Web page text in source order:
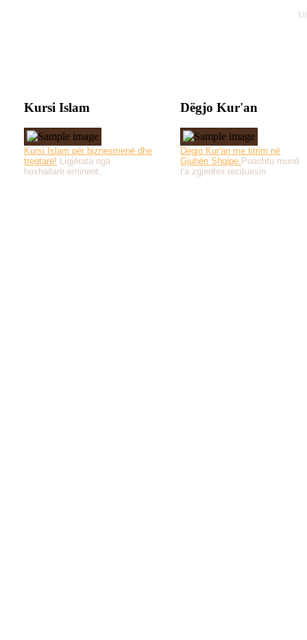
Kursi Islam
Kursi Islam për biznesmenë dhe
tregtarë! Ligjërata nga
hoxhallarë eminent.
Dëgjo Kur'an
Dëgjo Kur'an me titrim në
Gjuhën Shqipe. Poashtu mund
t'a zgjedhni recituesin.